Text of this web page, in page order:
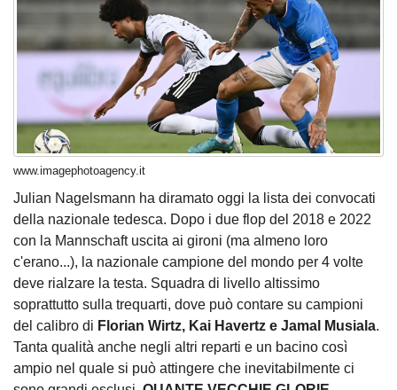
www.imagephotoagency.it
Julian Nagelsmann ha diramato oggi la lista dei convocati
della nazionale tedesca. Dopo i due flop del 2018 e 2022
con la Mannschaft uscita ai gironi (ma almeno loro
c'erano...), la nazionale campione del mondo per 4 volte
deve rialzare la testa. Squadra di livello altissimo
soprattutto sulla trequarti, dove può contare su campioni
del calibro di Florian Wirtz, Kai Havertz e Jamal Musiala.
Tanta qualità anche negli altri reparti e un bacino così
ampio nel quale si può attingere che inevitabilmente ci